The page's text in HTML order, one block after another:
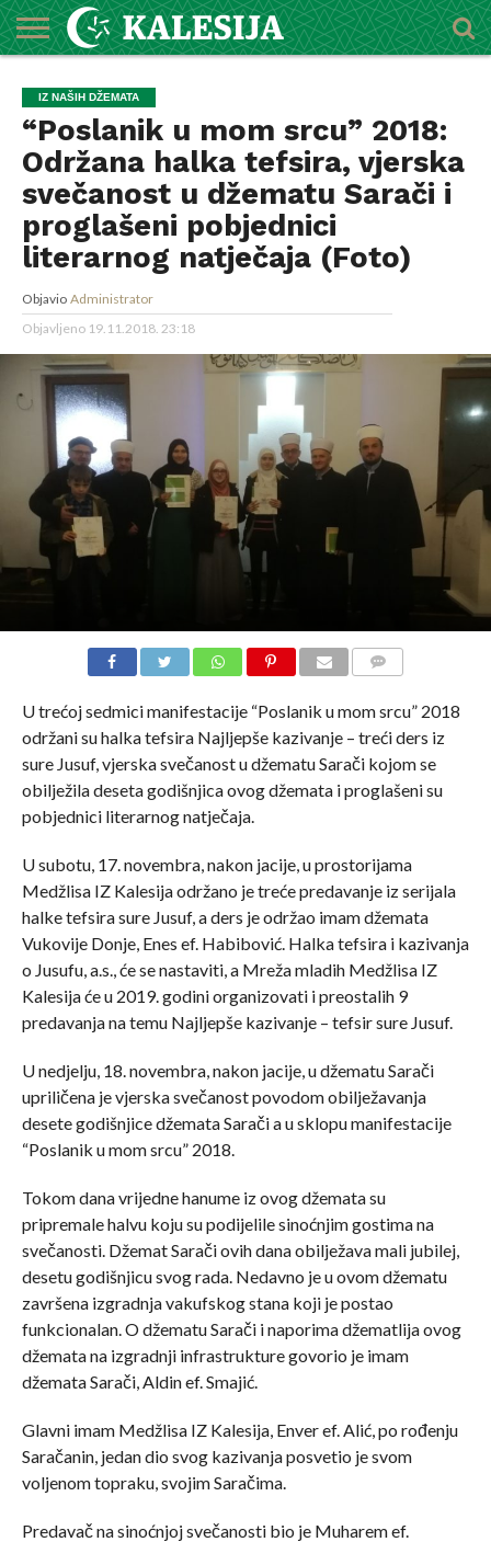
O
MEDŽLISU
DŽEMATI
IMAMI
MEKTEBSKI
CENTAR
VIJESTI
HUTBE
NAJAVE
KALENDAR
KONTAKT
IZ NAŠIH DŽEMATA
“Poslanik u mom srcu” 2018:
Održana halka tefsira, vjerska
svečanost u džematu Sarači i
proglašeni pobjednici
literarnog natječaja (Foto)
Objavio Administrator
Objavljeno 19.11.2018. 23:18
U trećoj sedmici manifestacije “Poslanik u mom srcu” 2018
održani su halka tefsira Najljepše kazivanje – treći ders iz
sure Jusuf, vjerska svečanost u džematu Sarači kojom se
obilježila deseta godišnjica ovog džemata i proglašeni su
pobjednici literarnog natječaja.
U subotu, 17. novembra, nakon jacije, u prostorijama
Medžlisa IZ Kalesija održano je treće predavanje iz serijala
halke tefsira sure Jusuf, a ders je održao imam džemata
Vukovije Donje, Enes ef. Habibović. Halka tefsira i kazivanja
o Jusufu, a.s., će se nastaviti, a Mreža mladih Medžlisa IZ
Kalesija će u 2019. godini organizovati i preostalih 9
predavanja na temu Najljepše kazivanje – tefsir sure Jusuf.
U nedjelju, 18. novembra, nakon jacije, u džematu Sarači
upriličena je vjerska svečanost povodom obilježavanja
desete godišnjice džemata Sarači a u sklopu manifestacije
“Poslanik u mom srcu” 2018.
Tokom dana vrijedne hanume iz ovog džemata su
pripremale halvu koju su podijelile sinoćnjim gostima na
svečanosti. Džemat Sarači ovih dana obilježava mali jubilej,
desetu godišnjicu svog rada. Nedavno je u ovom džematu
završena izgradnja vakufskog stana koji je postao
funkcionalan. O džematu Sarači i naporima džematlija ovog
džemata na izgradnji infrastrukture govorio je imam
džemata Sarači, Aldin ef. Smajić.
Glavni imam Medžlisa IZ Kalesija, Enver ef. Alić, po rođenju
Saračanin, jedan dio svog kazivanja posvetio je svom
voljenom topraku, svojim Saračima.
Predavač na sinoćnjoj svečanosti bio je Muharem ef.